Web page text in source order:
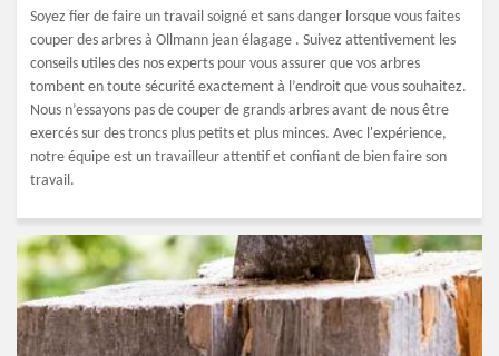
Soyez fier de faire un travail soigné et sans danger lorsque vous faites
couper des arbres à Ollmann jean élagage . Suivez attentivement les
conseils utiles des nos experts pour vous assurer que vos arbres
tombent en toute sécurité exactement à l’endroit que vous souhaitez.
Nous n’essayons pas de couper de grands arbres avant de nous être
exercés sur des troncs plus petits et plus minces. Avec l'expérience,
notre équipe est un travailleur attentif et confiant de bien faire son
travail.